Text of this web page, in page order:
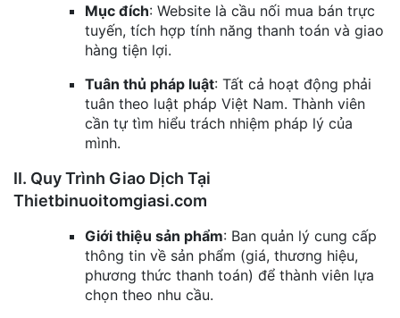
Mục đích: Website là cầu nối mua bán trực
tuyến, tích hợp tính năng thanh toán và giao
hàng tiện lợi.
Tuân thủ pháp luật: Tất cả hoạt động phải
tuân theo luật pháp Việt Nam. Thành viên
cần tự tìm hiểu trách nhiệm pháp lý của
mình.
II. Quy Trình Giao Dịch Tại
Thietbinuoitomgiasi.com
Giới thiệu sản phẩm: Ban quản lý cung cấp
thông tin về sản phẩm (giá, thương hiệu,
phương thức thanh toán) để thành viên lựa
chọn theo nhu cầu.